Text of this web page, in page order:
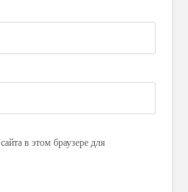
в этом браузере для